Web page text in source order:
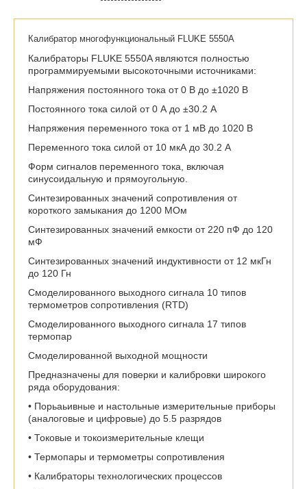
Калибратор многофункциональный FLUKE 5550A
Калибраторы FLUKE 5550A являются полностью
программируемыми высокоточными источниками:
Напряжения постоянного тока от 0 В до ±1020 В
Постоянного тока силой от 0 А до ±30.2 А
Напряжения переменного тока от 1 мВ до 1020 В
Переменного тока силой от 10 мкА до 30.2 А
Форм сигналов переменного тока, включая
синусоидальную и прямоугольную.
Синтезированных значений сопротивления от
короткого замыкания до 1200 МОм
Синтезированных значений емкости от 220 пФ до 120
мФ
Синтезированных значений индуктивности от 12 мкГн
до 120 Гн
Смоделированного выходного сигнала 10 типов
термометров сопротивления (RTD)
Смоделированного выходного сигнала 17 типов
термопар
Смоделированной выходной мощности
Предназначены для поверки и калибровки широкого
ряда оборудования:
• Порьаьивные и настольные измерительные приборы
(аналоговые и цифровые) до 5.5 разрядов
• Токовые и токоизмерительные клещи
• Термопары и термометры сопротивления
• Калибраторы технологических процессов